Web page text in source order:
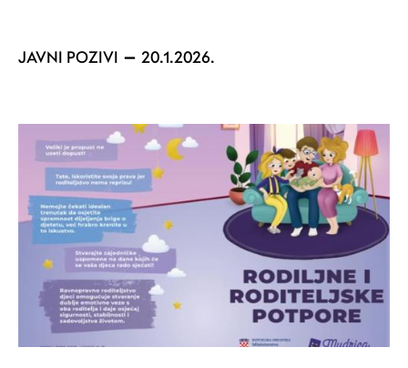
JAVNI POZIVI 20.1.2026.